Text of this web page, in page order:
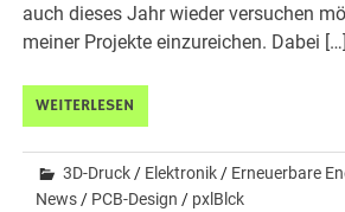
auch dieses Jahr wieder versuchen
meiner Projekte einzureichen. Dabei […]
WEITERLESEN
3D-Druck / Elektronik / Erneuerbare
News / PCB-Design / pxlBlck